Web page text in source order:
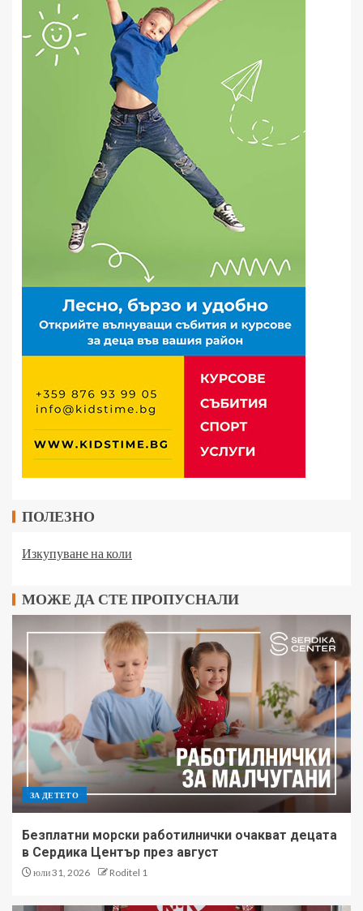
ПОЛЕЗНО
Изкупуване на коли
МОЖЕ ДА СТЕ ПРОПУСНАЛИ
ЗА ДЕТЕТО
Безплатни морски работилнички очакват децата
в Сердика Център през август
юли 31, 2026 Roditel 1